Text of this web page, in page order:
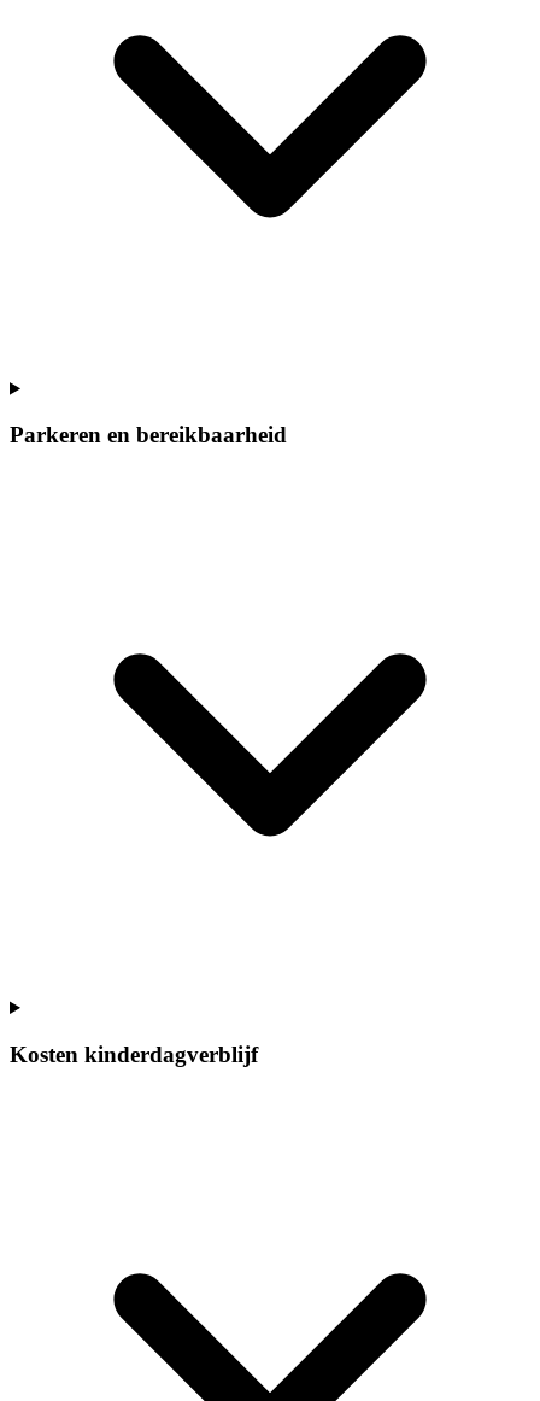
Parkeren en bereikbaarheid
Kosten kinderdagverblijf